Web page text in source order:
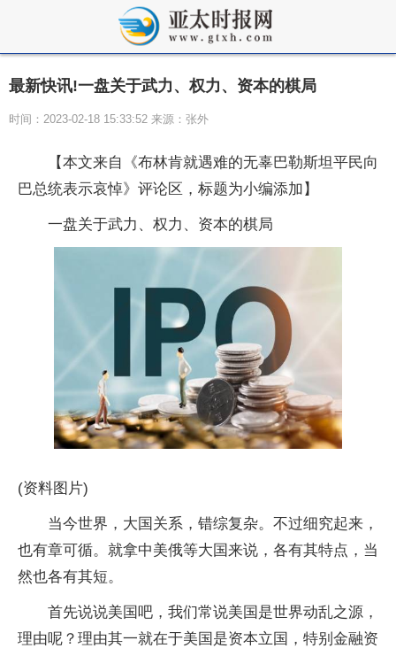
最新快讯!一盘关于武力、权力、资本的棋局
时间：2023-02-18 15:33:52 来源：张外
【本文来自《布林肯就遇难的无辜巴勒斯坦平民向
巴总统表示哀悼》评论区，标题为小编添加】
一盘关于武力、权力、资本的棋局
(资料图片)
当今世界，大国关系，错综复杂。不过细究起来，
也有章可循。就拿中美俄等大国来说，各有其特点，当
然也各有其短。
首先说说美国吧，我们常说美国是世界动乱之源，
理由呢？理由其一就在于美国是资本立国，特别金融资